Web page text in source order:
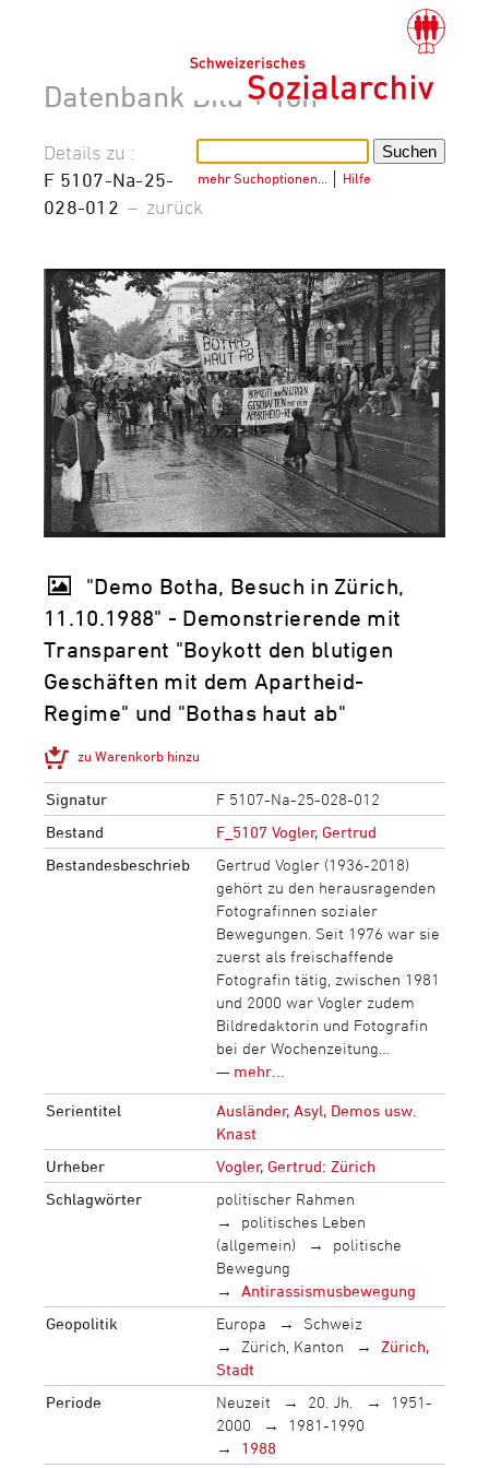
Datenbank Bild + Ton
mehr Suchoptionen… Hilfe
Details zu :
F 5107-Na-25-
028-012 – zurück
"Demo Botha, Besuch in Zürich,
11.10.1988" - Demonstrierende mit
Transparent "Boykott den blutigen
Geschäften mit dem Apartheid-
Regime" und "Bothas haut ab"
zu Warenkorb hinzu
Signatur
F 5107-Na-25-028-012
Bestand
F_5107 Vogler, Gertrud
Bestandesbeschrieb
Gertrud Vogler (1936-2018)
gehört zu den herausragenden
Fotografinnen sozialer
Bewegungen. Seit 1976 war sie
zuerst als freischaffende
Fotografin tätig, zwischen 1981
und 2000 war Vogler zudem
Bildredaktorin und Fotografin
bei der Wochenzeitung…
— mehr...
Serientitel
Ausländer, Asyl, Demos usw.
Knast
Urheber
Vogler, Gertrud: Zürich
Schlagwörter
politischer Rahmen
politisches Leben
(allgemein)
politische
Bewegung
Antirassismusbewegung
Geopolitik
Europa
Schweiz
Zürich, Kanton
Zürich,
Stadt
Periode
Neuzeit 20. Jh.
1951-
2000
1981-1990
1988